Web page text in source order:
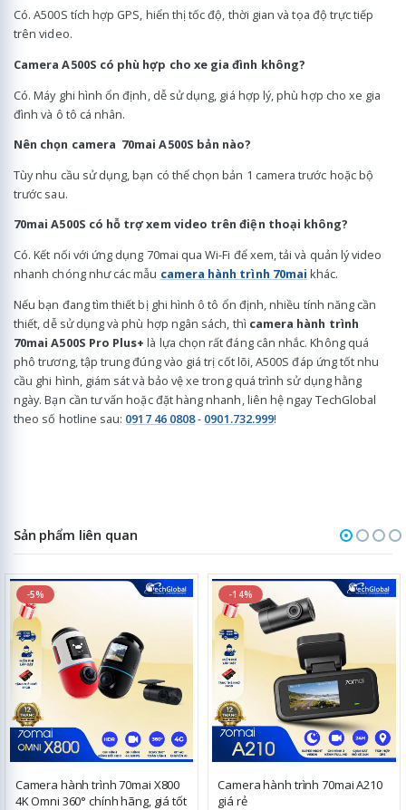
Có. A500S tích hợp GPS, hiển thị tốc độ, thời gian và tọa độ trực tiếp
trên video.
Camera A500S có phù hợp cho xe gia đình không?
Có. Máy ghi hình ổn định, dễ sử dụng, giá hợp lý, phù hợp cho xe gia
đình và ô tô cá nhân.
Nên chọn camera 70mai A500S bản nào?
Tùy nhu cầu sử dụng, bạn có thể chọn bản 1 camera trước hoặc bộ
trước sau.
70mai A500S có hỗ trợ xem video trên điện thoại không?
Có. Kết nối với ứng dụng 70mai qua Wi-Fi để xem, tải và quản lý video
nhanh chóng như các mẫu camera hành trình 70mai khác.
Nếu bạn đang tìm thiết bị ghi hình ô tô ổn định, nhiều tính năng cần
thiết, dễ sử dụng và phù hợp ngân sách, thì camera hành trình
70mai A500S Pro Plus+ là lựa chọn rất đáng cân nhắc. Không quá
phô trương, tập trung đúng vào giá trị cốt lõi, A500S đáp ứng tốt nhu
cầu ghi hình, giám sát và bảo vệ xe trong quá trình sử dụng hằng
ngày. Bạn cần tư vấn hoặc đặt hàng nhanh, liên hệ ngay TechGlobal
theo số hotline sau: 0917 46 0808- 0901.732.999!
Sản phẩm liên quan
-5%
Camera hành trình 70mai X800
4K Omni 360° chính hãng, giá tốt
-14%
Camera hành trình 70mai A210
giá rẻ